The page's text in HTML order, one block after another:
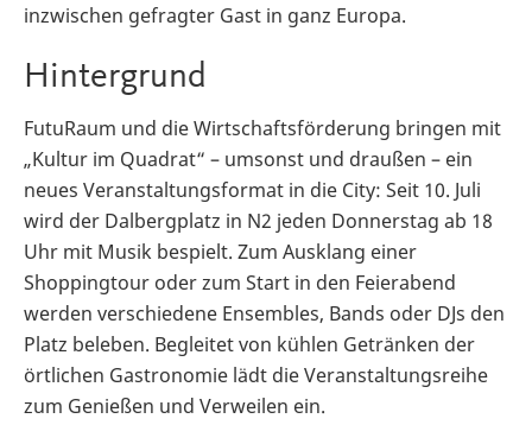
inzwischen gefragter Gast in ganz Europa.
Hintergrund
FutuRaum und die Wirtschaftsförderung bringen mit
„Kultur im Quadrat“ – umsonst und draußen – ein
neues Veranstaltungsformat in die City: Seit 10. Juli
wird der Dalbergplatz in N2 jeden Donnerstag ab 18
Uhr mit Musik bespielt. Zum Ausklang einer
Shoppingtour oder zum Start in den Feierabend
werden verschiedene Ensembles, Bands oder DJs den
Platz beleben. Begleitet von kühlen Getränken der
örtlichen Gastronomie lädt die Veranstaltungsreihe
zum Genießen und Verweilen ein.